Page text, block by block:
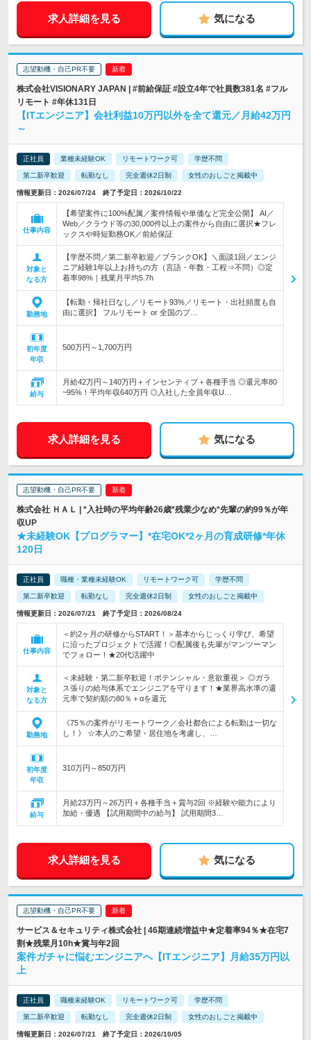
求人詳細を見る 気になる
志望動機・自己PR不要
株式会社VISIONARY JAPAN | #前給保証 #設立4年で社員数381名 #フル
リモート #年休131日
【ITエンジニア】会社利益10万円以外を全て還元／月給42万円
～
正社員 業種未経験OK リモートワーク可 学歴不問
第二新卒歓迎 転勤なし 完全週休2日制 女性のおしごと掲載中
情報更新日：2026/07/24 終了予定日：2026/10/22
仕事内容
【希望案件に100%配属／案件情報や単価など完全公開】 AI／
Web／クラウド等の30,000件以上の案件から自由に選択★フレ
ックスや時短勤務OK／前給保証
対象と
なる方
【学歴不問／第二新卒歓迎／ブランクOK】＼面談1回／エンジ
ニア経験1年以上お持ちの方（言語・年数・工程⇒不問）◎定
着率98%｜残業月平均5.7h
勤務地
【転勤・帰社日なし／リモート93%／リモート・出社頻度も自
由に選択】 フルリモート or 全国のプ…
初年度
年収
500万円～1,700万円
給与
月給42万円～140万円＋インセンティブ＋各種手当 ◎還元率80
~95%！平均年収640万円 ◎入社した全員年収U…
求人詳細を見る 気になる
志望動機・自己PR不要
株式会社 ＨＡＬ | *入社時の平均年齢26歳*残業少なめ*先輩の約99％が年
収UP
★未経験OK【プログラマー】*在宅OK*2ヶ月の育成研修*年休
120日
正社員 職種・業種未経験OK リモートワーク可 学歴不問
第二新卒歓迎 転勤なし 完全週休2日制 女性のおしごと掲載中
情報更新日：2026/07/21 終了予定日：2026/08/24
仕事内容
＜約2ヶ月の研修からSTART！＞基本からじっくり学び、希望
に沿ったプロジェクトで活躍！◎配属後も先輩がマンツーマン
でフォロー！★20代活躍中
対象と
なる方
＜未経験・第二新卒歓迎！ポテンシャル・意欲重視＞ ◎ガラ
ス張りの給与体系でエンジニアを守ります！★業界高水準の還
元率で契約額の80％＋αを還元
勤務地
《75％の案件がリモートワーク／会社都合による転勤は一切な
し！》 ☆本人のご希望・居住地を考慮し、…
初年度
年収
310万円～850万円
給与
月給23万円～26万円＋各種手当＋賞与2回 ※経験や能力により
加給・優遇 【試用期間中の給与】 試用期間3…
求人詳細を見る 気になる
志望動機・自己PR不要
サービス＆セキュリティ株式会社 | 46期連続増益中★定着率94％★在宅7
割★残業月10h★賞与年2回
案件ガチャに悩むエンジニアへ【ITエンジニア】月給35万円以
上
正社員 職種未経験OK リモートワーク可 学歴不問
第二新卒歓迎 転勤なし 完全週休2日制 女性のおしごと掲載中
情報更新日：2026/07/21 終了予定日：2026/10/05